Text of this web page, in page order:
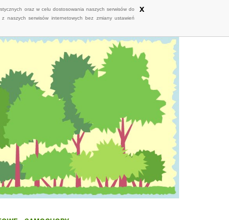
oraz w celu dostosowania naszych serwisów do
naszych serwisów internetowych bez zmiany ustawień
x